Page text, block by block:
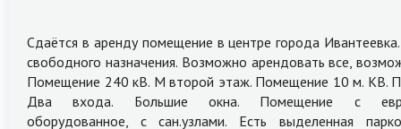
Сдаётся в аренду помещение в центре города
свободного назначения. Возможно арендовать все,
Помещение 240 кВ. М второй этаж. Помещение 10 м. КВ.
Два входа. Большие окна. Помещение с
оборудованное, с сан.узлами. Есть выделенная